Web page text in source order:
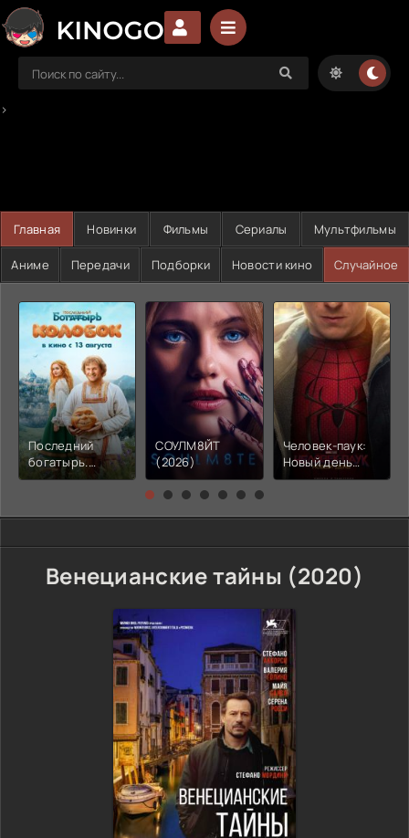
>
Главная Новинки Фильмы Сериалы Мультфильмы
Аниме Передачи Подборки Новости кино Случайное
Последний
богатырь.
Колобок (2026)
СОУЛМ8ЙТ
(2026)
Человек-паук:
Новый день
(2026)
Венецианские тайны (2020)